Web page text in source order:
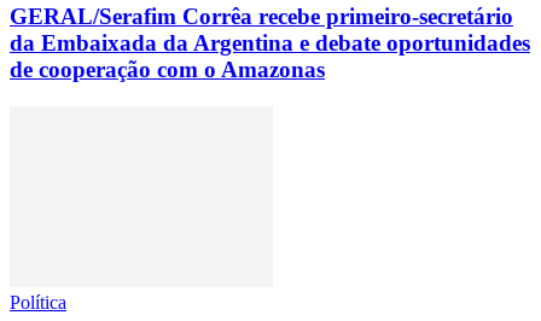
GERAL/Serafim Corrêa recebe primeiro-secretário
da Embaixada da Argentina e debate oportunidades
de cooperação com o Amazonas
Política